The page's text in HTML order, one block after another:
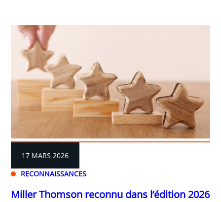
RECONNAISSANCES
17 MARS 2026
Miller Thomson reconnu dans l’édition 2026